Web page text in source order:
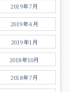
2019年7月
2019年4月
2019年1月
2018年10月
2018年7月